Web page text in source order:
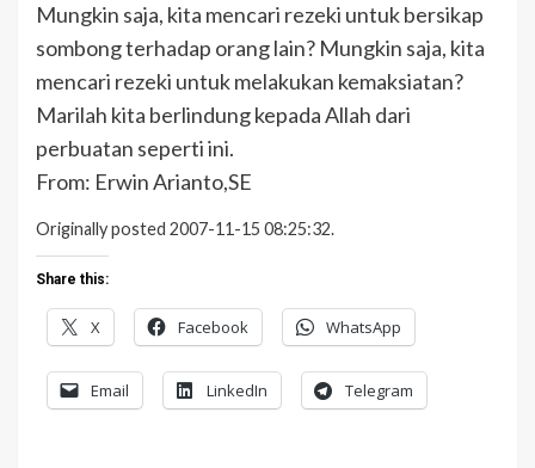
Mungkin saja, kita mencari rezeki untuk bersikap
sombong terhadap orang lain? Mungkin saja, kita
mencari rezeki untuk melakukan kemaksiatan?
Marilah kita berlindung kepada Allah dari
perbuatan seperti ini.
From: Erwin Arianto,SE
Originally posted 2007-11-15 08:25:32.
Share this:
X Facebook WhatsApp
Email LinkedIn Telegram